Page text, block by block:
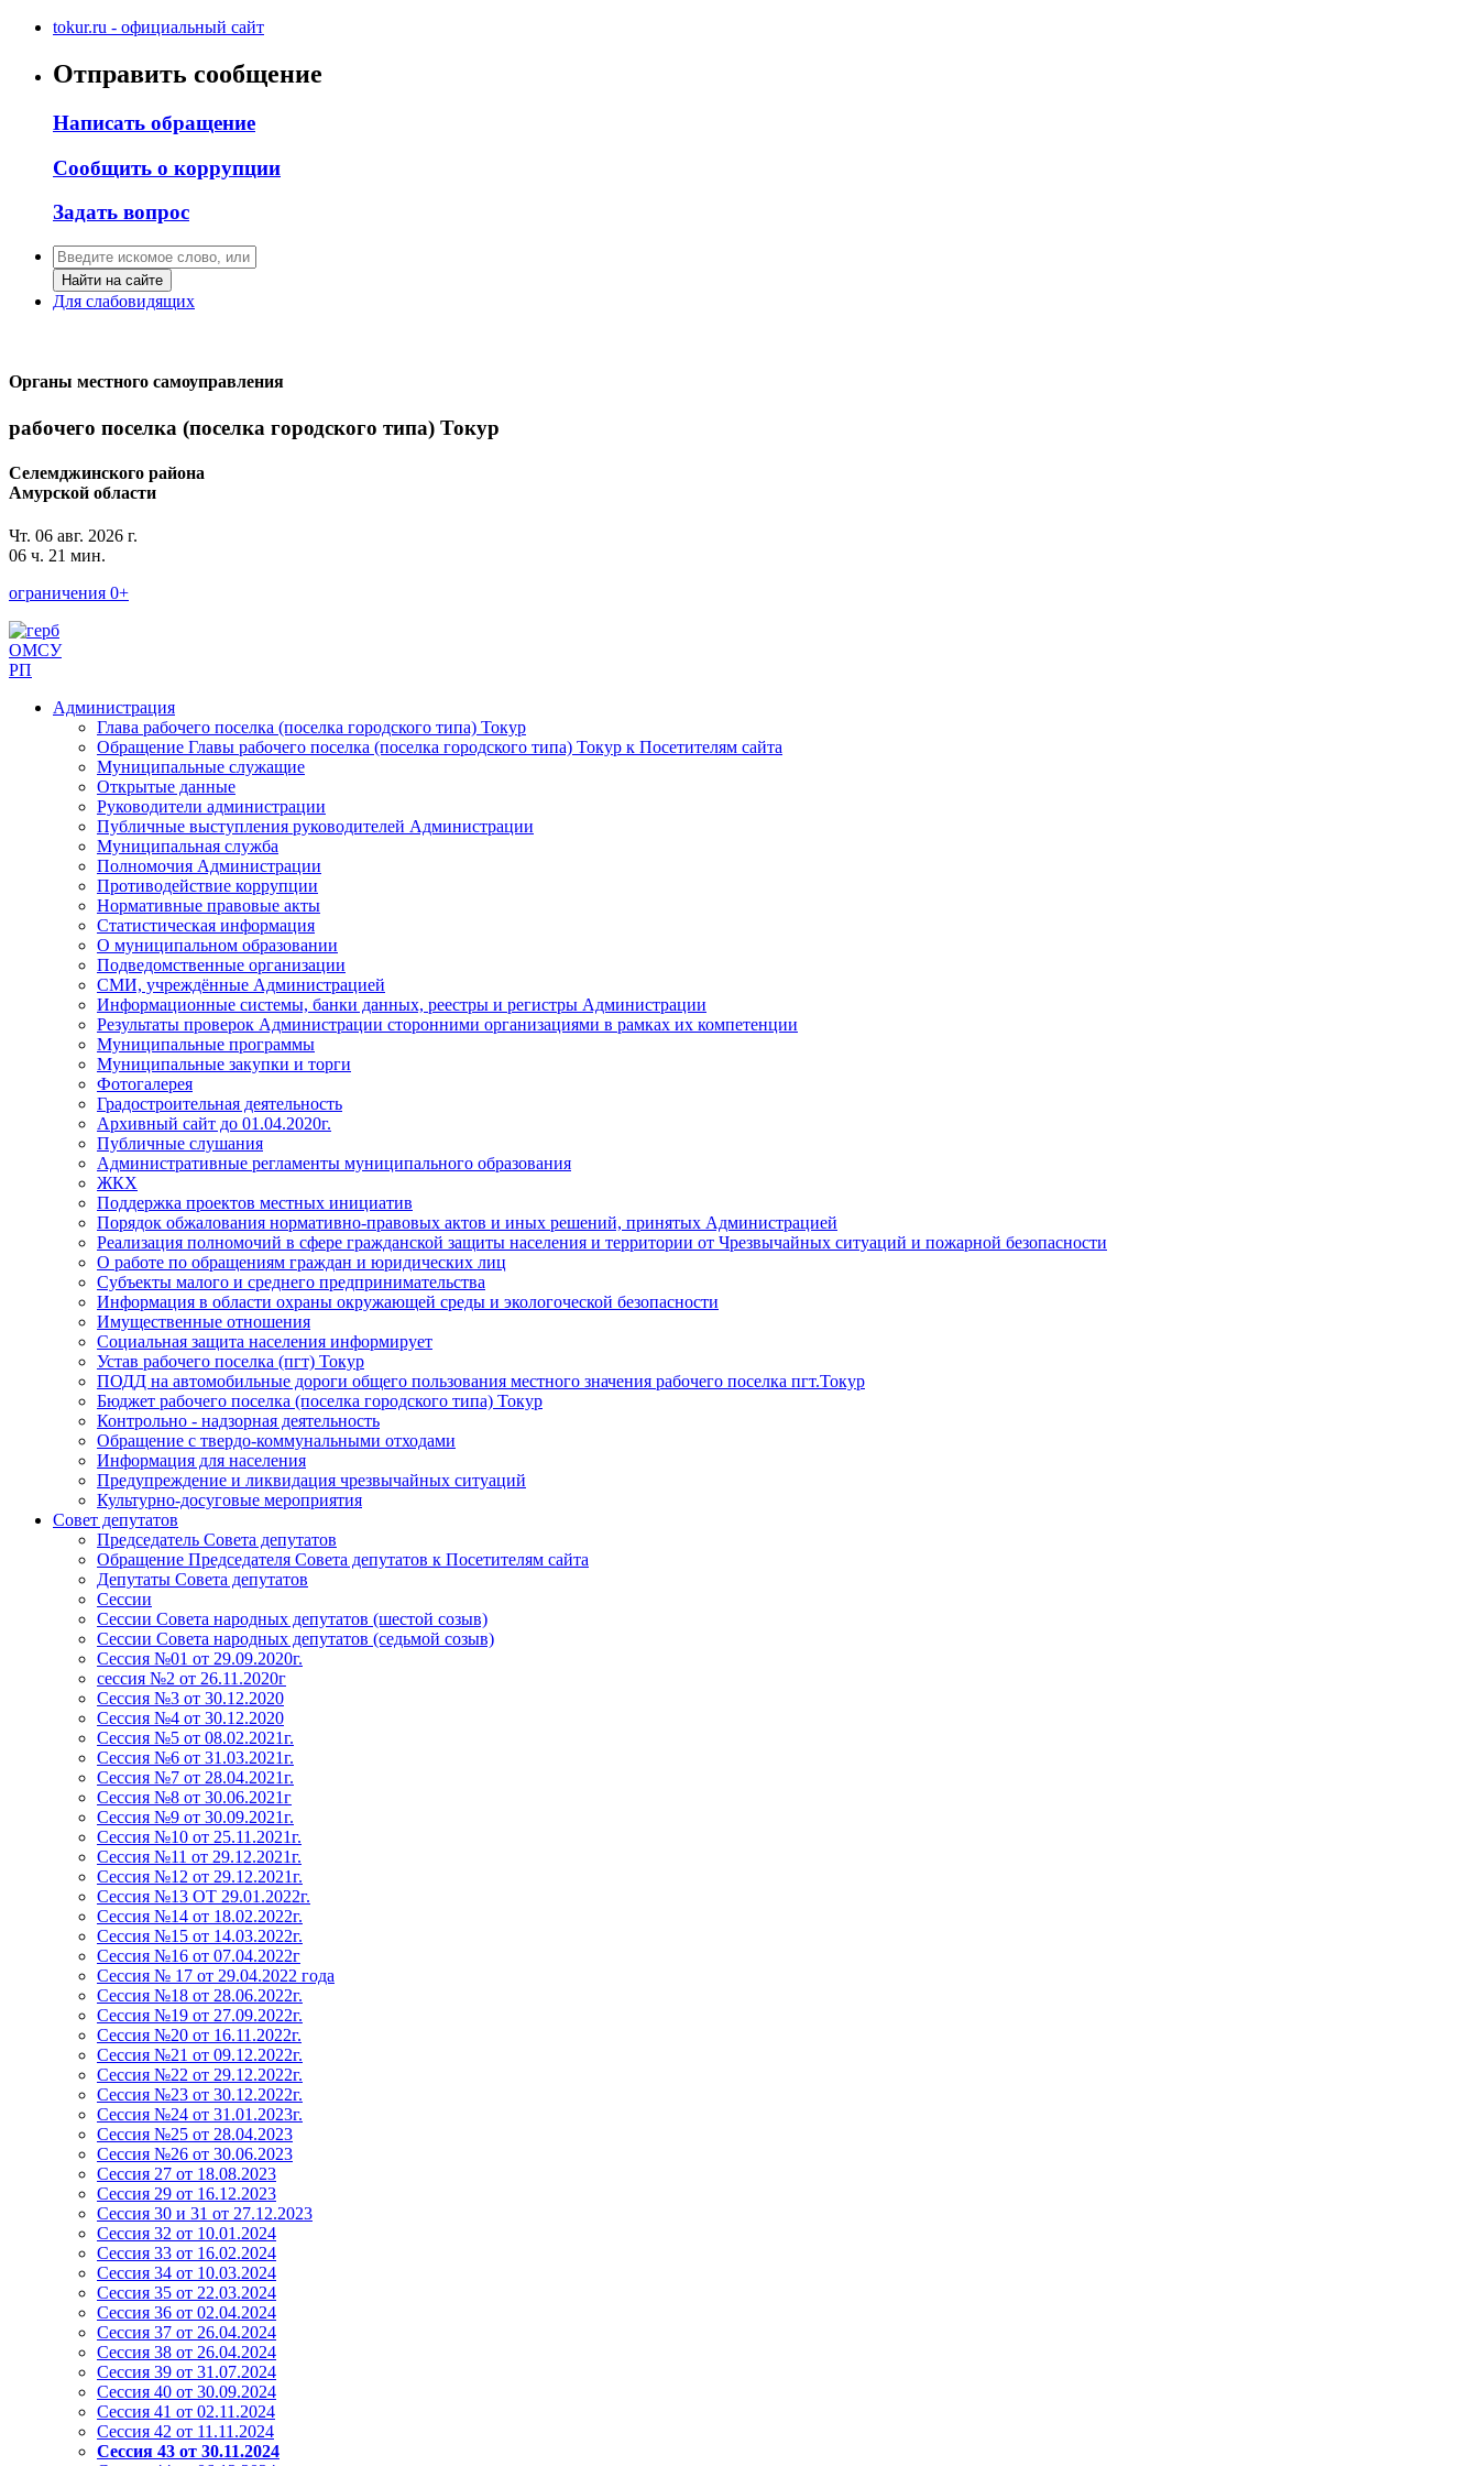
tokur.ru - официальный сайт
Отправить сообщение
Написать обращение
Сообщить о коррупции
Задать вопрос
Найти на сайте
Для слабовидящих
Органы местного самоуправления
рабочего поселка (поселка городского типа) Токур
Селемджинского района
Амурской области
Чт. 06 авг. 2026 г.
06 ч. 21 мин.
ограничения 0+
ОМСУ
РП
Администрация
Глава рабочего поселка (поселка городского типа) Токур
Обращение Главы рабочего поселка (поселка городского типа) Токур к Посетителям сайта
Муниципальные служащие
Открытые данные
Руководители администрации
Публичные выступления руководителей Администрации
Муниципальная служба
Полномочия Администрации
Противодействие коррупции
Нормативные правовые акты
Статистическая информация
О муниципальном образовании
Подведомственные организации
СМИ, учреждённые Администрацией
Информационные системы, банки данных, реестры и регистры Администрации
Результаты проверок Администрации сторонними организациями в рамках их компетенции
Муниципальные программы
Муниципальные закупки и торги
Фотогалерея
Градостроительная деятельность
Архивный сайт до 01.04.2020г.
Публичные слушания
Административные регламенты муниципального образования
ЖКХ
Поддержка проектов местных инициатив
Порядок обжалования нормативно-правовых актов и иных решений, принятых Администрацией
Реализация полномочий в сфере гражданской защиты населения и территории от Чрезвычайных ситуаций и пожарной безопасности
О работе по обращениям граждан и юридических лиц
Субъекты малого и среднего предпринимательства
Информация в области охраны окружающей среды и экологоческой безопасности
Имущественные отношения
Социальная защита населения информирует
Устав рабочего поселка (пгт) Токур
ПОДД на автомобильные дороги общего пользования местного значения рабочего поселка пгт.Токур
Бюджет рабочего поселка (поселка городского типа) Токур
Контрольно - надзорная деятельность
Обращение с твердо-коммунальными отходами
Информация для населения
Предупреждение и ликвидация чрезвычайных ситуаций
Культурно-досуговые мероприятия
Совет депутатов
Председатель Совета депутатов
Обращение Председателя Совета депутатов к Посетителям сайта
Депутаты Совета депутатов
Сессии
Сессии Совета народных депутатов (шестой созыв)
Сессии Совета народных депутатов (седьмой созыв)
Сессия №01 от 29.09.2020г.
сессия №2 от 26.11.2020г
Сессия №3 от 30.12.2020
Сессия №4 от 30.12.2020
Сессия №5 от 08.02.2021г.
Сессия №6 от 31.03.2021г.
Сессия №7 от 28.04.2021г.
Сессия №8 от 30.06.2021г
Сессия №9 от 30.09.2021г.
Сессия №10 от 25.11.2021г.
Сессия №11 от 29.12.2021г.
Сессия №12 от 29.12.2021г.
Сессия №13 ОТ 29.01.2022г.
Сессия №14 от 18.02.2022г.
Сессия №15 от 14.03.2022г.
Сессия №16 от 07.04.2022г
Сессия № 17 от 29.04.2022 года
Сессия №18 от 28.06.2022г.
Сессия №19 от 27.09.2022г.
Сессия №20 от 16.11.2022г.
Сессия №21 от 09.12.2022г.
Сессия №22 от 29.12.2022г.
Сессия №23 от 30.12.2022г.
Сессия №24 от 31.01.2023г.
Сессия №25 от 28.04.2023
Сессия №26 от 30.06.2023
Сессия 27 от 18.08.2023
Сессия 29 от 16.12.2023
Сессия 30 и 31 от 27.12.2023
Сессия 32 от 10.01.2024
Сессия 33 от 16.02.2024
Сессия 34 от 10.03.2024
Сессия 35 от 22.03.2024
Сессия 36 от 02.04.2024
Сессия 37 от 26.04.2024
Сессия 38 от 26.04.2024
Сессия 39 от 31.07.2024
Сессия 40 от 30.09.2024
Сессия 41 от 02.11.2024
Сессия 42 от 11.11.2024
Сессия 43 от 30.11.2024